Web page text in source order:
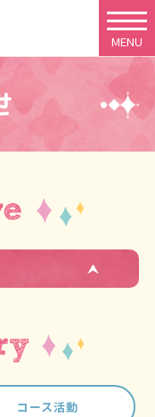
MENU
コース活動